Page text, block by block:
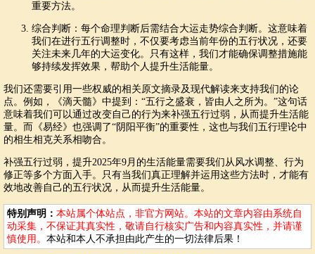
重要方法。
综合判断：每个命理判断后需结合大运走势综合判断。这意味着
我们在进行五行调整时，不仅要考虑当前年份的五行状况，还要
关注未来几年的大运变化。只有这样，我们才能确保调整措施能
够持续发挥效果，帮助个人提升生活能量。
我们还需要引用一些权威的相关原文摘录及现代解读来支持我们的论
点。例如，《滴天髓》中提到：“五行之盛衰，皆由人之所为。”这句话
意味着我们可以通过改变自己的行为来补强五行过弱，从而提升生活能
量。而《易经》也强调了“阴阳平衡”的重要性，这也与我们五行理论中
的相生相克关系相吻合。
补强五行过弱，提升2025年9月的生活能量需要我们从风水调整、行为
修正等多个方面入手。只有当我们真正理解并运用这些方法时，才能有
效地改善自己的五行状况，从而提升生活能量。
特别声明： 本站属个体站点，非官方网站。本站的文章内容由系统自
动采集，不保证其真实性，敬请自行核实广告和内容真实性，并请谨
慎使用。 本站和本人不承担由此产生的一切法律后果！